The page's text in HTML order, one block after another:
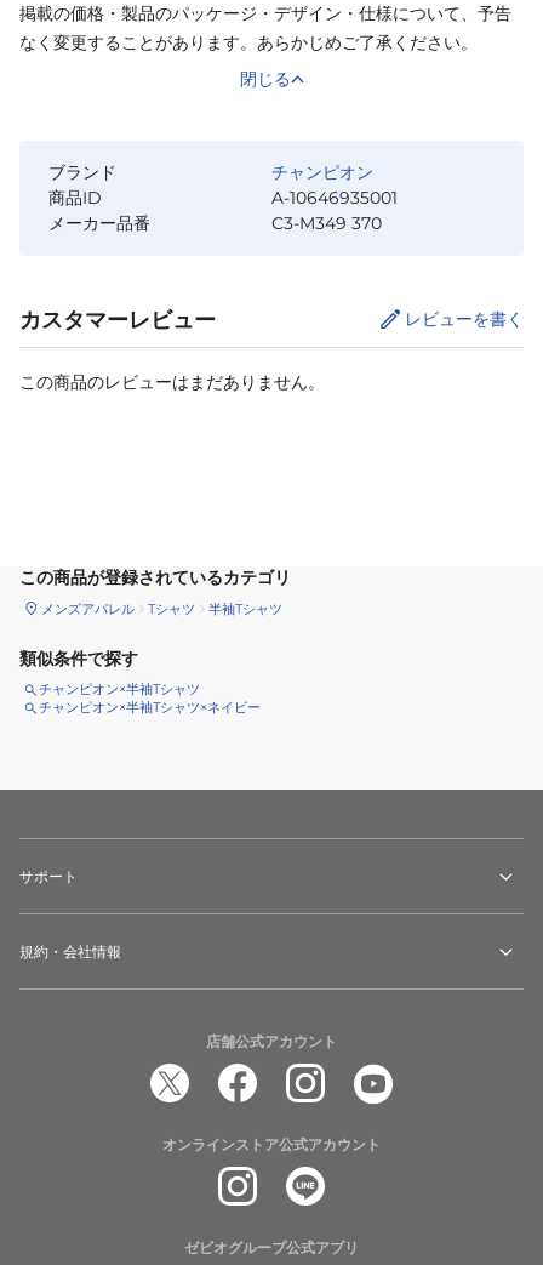
掲載の価格・製品のパッケージ・デザイン・仕様について、予告
なく変更することがあります。あらかじめご了承ください。
閉じる
ブランド
チャンピオン
商品ID
A-10646935001
メーカー品番
C3-M349 370
カスタマーレビュー レビューを書く
この商品のレビューはまだありません。
この商品が登録されているカテゴリ
メンズアパレル Tシャツ 半袖Tシャツ
類似条件で探す
チャンピオン×半袖Tシャツ
チャンピオン×半袖Tシャツ×ネイビー
サポート
規約・会社情報
店舗公式アカウント
オンラインストア公式アカウント
ゼビオグループ公式アプリ